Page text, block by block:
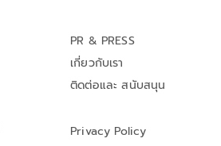
PR & PRESS
เกี่ยวกับเรา
ติดต่อและ สนับสนุน
Privacy Policy